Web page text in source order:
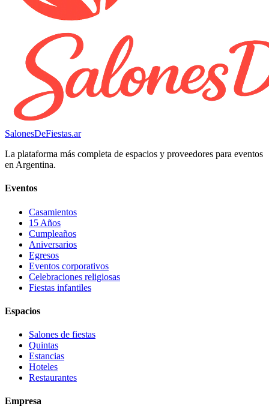
SalonesDeFiestas.ar
La plataforma más completa de espacios y proveedores para eventos
en Argentina.
Eventos
Casamientos
15 Años
Cumpleaños
Aniversarios
Egresos
Eventos corporativos
Celebraciones religiosas
Fiestas infantiles
Espacios
Salones de fiestas
Quintas
Estancias
Hoteles
Restaurantes
Empresa